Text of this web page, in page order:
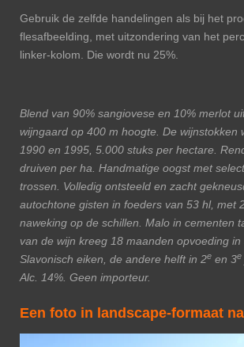
Gebruik de zelfde handelingen als bij het
flesafbeelding, met uitzondering van het
linker-kolom. Die wordt nu 25%.
Blend van 90% sangiovese en 10% merlot
wijngaard op 400 m hoogte. De wijnstokken
1990 en 1995, 5.000 stuks per hectare.
druiven per ha. Handmatige oogst met
trossen. Volledig ontsteeld en zacht
autochtone gisten in foeders van 53 hl, met
naweking op de schillen. Malo in cementen
van de wijn kreeg 18 maanden opvoeding
Slavonisch eiken, de andere helft in 2e en 3e
Alc. 14%. Geen importeur.
Een foto in landscape-formaat